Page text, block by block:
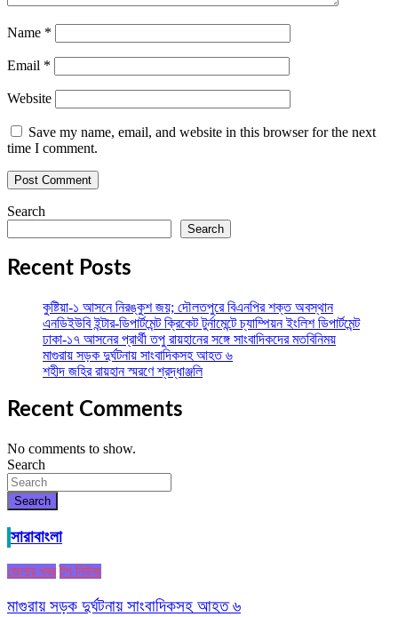
Name *
Email *
Website
Save my name, email, and website in this browser for the next
time I comment.
Search
Search
Recent Posts
কুষ্টিয়া-১ আসনে নিরঙ্কুশ জয়; দৌলতপুরে বিএনপির শক্ত অবস্থান
এনডিইউবি ইন্টার-ডিপার্টমেন্ট ক্রিকেট টুর্নামেন্টে চ্যাম্পিয়ন ইংলিশ ডিপার্টমেন্ট
ঢাকা-১৭ আসনের প্রার্থী তপু রায়হানের সঙ্গে সাংবাদিকদের মতবিনিময়
মাগুরায় সড়ক দুর্ঘটনায় সাংবাদিকসহ আহত ৬
শহীদ জহির রায়হান স্মরণে শ্রদ্ধাঞ্জলি
Recent Comments
No comments to show.
Search
Search
সারাবাংলা
জেলার খবর টপ নিউজ
মাগুরায় সড়ক দুর্ঘটনায় সাংবাদিকসহ আহত ৬